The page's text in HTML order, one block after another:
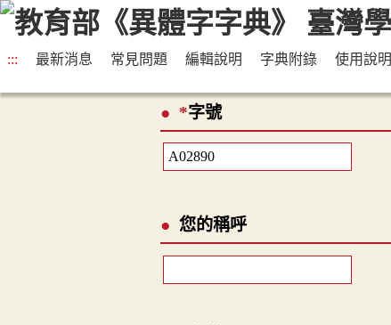
::: 最新消息 常見問題 編輯說明 字典附錄 使用說明
*字號
您的稱呼